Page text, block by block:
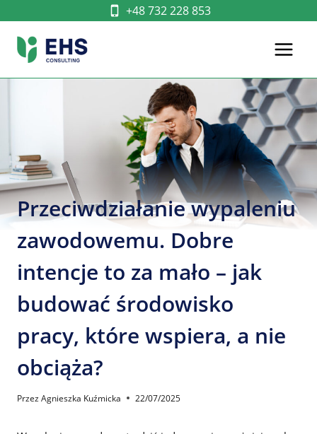
do
treści
+48 732 228 853
Przeciwdziałanie wypaleniu
zawodowemu. Dobre
intencje to za mało – jak
budować środowisko
pracy, które wspiera, a nie
obciąża?
PrzezAgnieszka Kuźmicka 22/07/2025